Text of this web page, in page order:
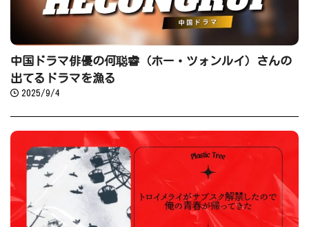
中国ドラマ俳優の何聪睿（ホー・ツォンルイ）さんの
出てるドラマを漁る
2025/9/4